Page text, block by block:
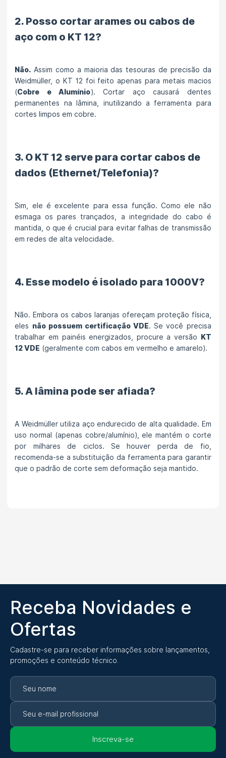
2. Posso cortar arames ou cabos de
aço com o KT 12?
Não. Assim como a maioria das tesouras de precisão da
Weidmüller, o KT 12 foi feito apenas para metais macios
(Cobre e Alumínio). Cortar aço causará dentes
permanentes na lâmina, inutilizando a ferramenta para
cortes limpos em cobre.
3. O KT 12 serve para cortar cabos de
dados (Ethernet/Telefonia)?
Sim, ele é excelente para essa função. Como ele não
esmaga os pares trançados, a integridade do cabo é
mantida, o que é crucial para evitar falhas de transmissão
em redes de alta velocidade.
4. Esse modelo é isolado para 1000V?
Não. Embora os cabos laranjas ofereçam proteção física,
eles não possuem certificação VDE. Se você precisa
trabalhar em painéis energizados, procure a versão
KT
12 VDE (geralmente com cabos em vermelho e amarelo).
5. A lâmina pode ser afiada?
A Weidmüller utiliza aço endurecido de alta qualidade. Em
uso normal (apenas cobre/alumínio), ele mantém o corte
por milhares de ciclos. Se houver perda de fio,
recomenda-se a substituição da ferramenta para garantir
que o padrão de corte sem deformação seja mantido.
Receba Novidades e
Ofertas
Cadastre-se para receber informações sobre lançamentos,
promoções e conteúdo técnico.
Inscreva-se